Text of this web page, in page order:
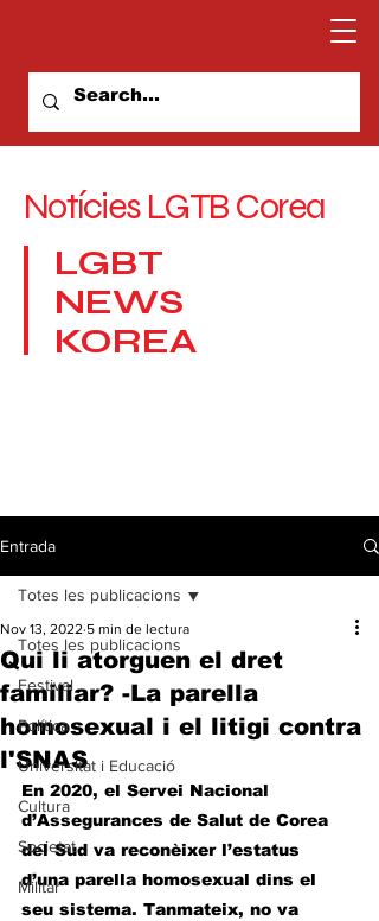
Notícies LGTB Corea
LGBT
NEWS
KOREA
Entrada
Totes les publicacions
Festival
Política
Universitat i Educació
Cultura
Societat
Militar
Totes les publicacions
Qui li atorguen el dret
familiar? -La parella
homosexual i el litigi contra
l'SNAS
Nov 13, 2022 5 min de lectura
En 2020, el Servei Nacional
d’Assegurances de Salut de Corea
del Sud va reconèixer l’estatus
d’una parella homosexual dins el
seu sistema. Tanmateix, no va